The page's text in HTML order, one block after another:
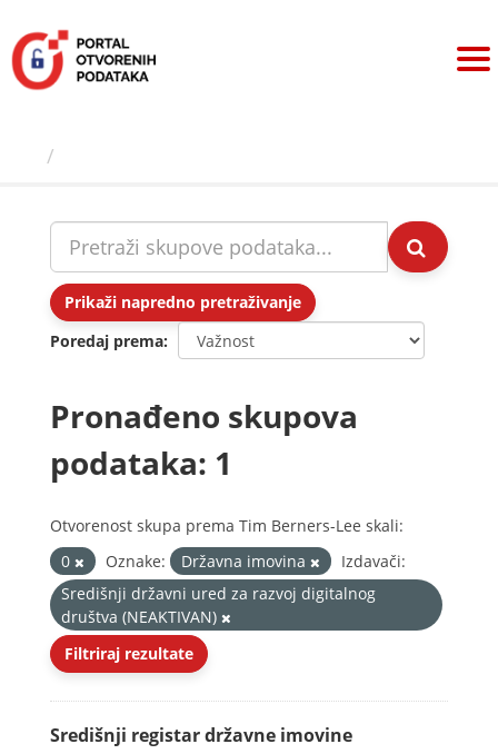
sadržaj
Prikaži napredno pretraživanje
Poredaj prema
Pronađeno skupova
podataka: 1
Otvorenost skupa prema Tim Berners-Lee skali:
0
Oznake: Državna imovina
Izdavači:
Središnji državni ured za razvoj digitalnog
društva (NEAKTIVAN)
Filtriraj rezultate
Središnji registar državne imovine